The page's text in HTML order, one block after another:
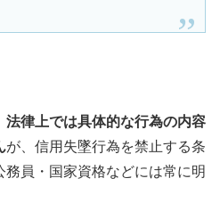
法律上では具体的な行為の内容
が、信用失墜行為を禁止する条
員・国家資格などには常に明